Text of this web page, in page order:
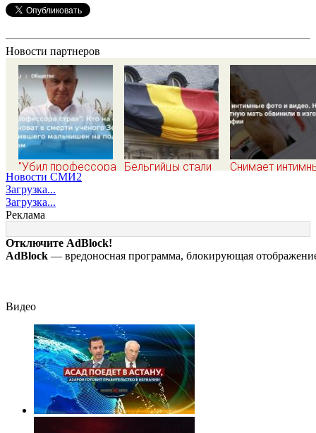
Новости партнеров
"Убил профессора
страх": Кто на
самом деле
виноват в смерти
ученого Зезина,
остановившего
мальчишек на поле
Бельгийцы стали
посольстве РФ
Снимает
изготовлении
порнографии
Новости СМИ2
Загрузка...
Загрузка...
Реклама
Отключите AdBlock!
AdBlock — вредоносная программа, блокирующая
Видео